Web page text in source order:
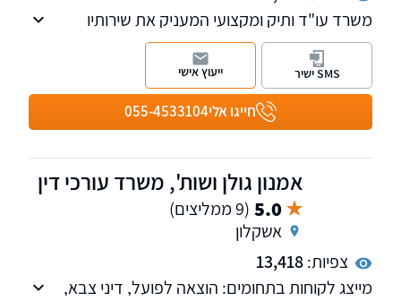
משרד עו"ד ותיק ומקצועי המעניק את שירותיו
בתחומי המשפט האזרחי, לרבות מקרקעין, חוזים,
משפחה ומעמד אישי
חייגו אלי055-4533104
SMS ישיר ייעוץ אישי
אמנון גולן ושות', משרד עורכי דין
5.0 (9 ממליצים)
אשקלון
צפיות:13,418
מייצג לקוחות בתחומים: הוצאה לפועל, דיני צבא,